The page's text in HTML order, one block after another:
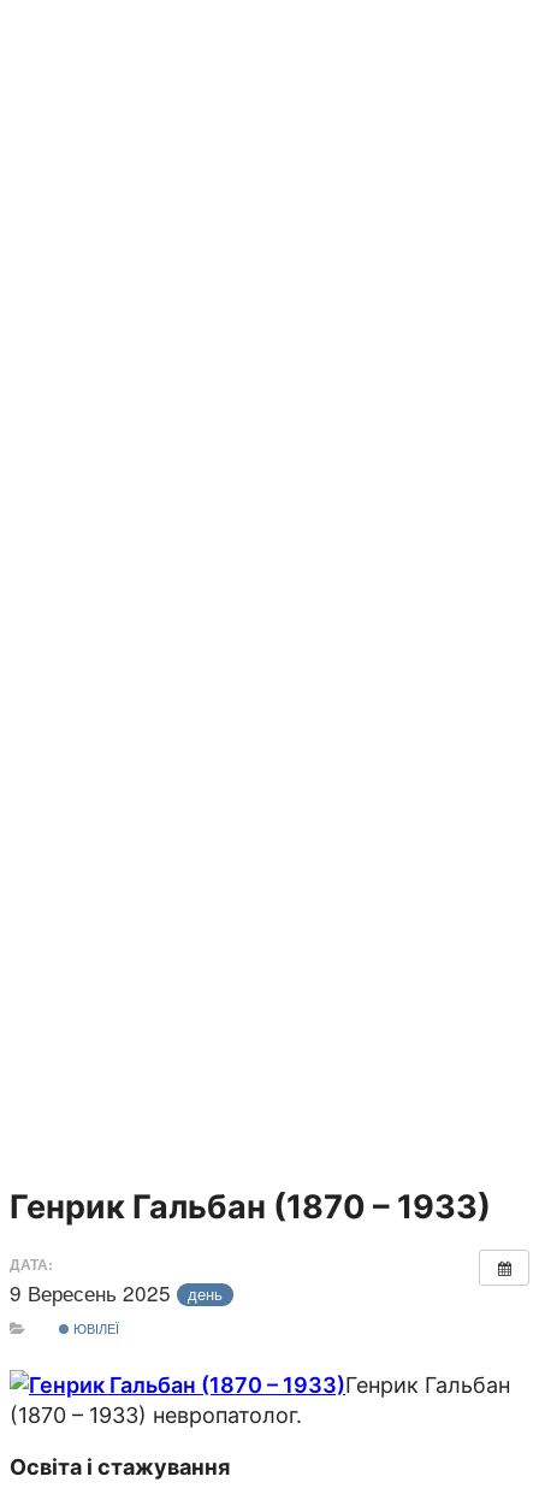
Генрик Гальбан (1870 – 1933)
ДАТА:
9 Вересень 2025 день
ЮВІЛЕЇ
Генрик Гальбан
(1870 – 1933) невропатолог.
Освіта і стажування